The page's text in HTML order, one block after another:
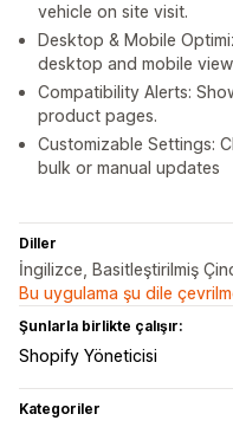
vehicle on site visit.
Desktop & Mobile
desktop and mobile view
Compatibility Alerts:
product pages.
Customizable Settings:
bulk or manual updates
Diller
İngilizce, Basitleştirilmiş
Bu uygulama şu dile
Şunlarla birlikte çalışır:
Shopify Yöneticisi
Kategoriler